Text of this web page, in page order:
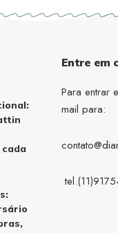
Entre em
Para entrar
mail para: